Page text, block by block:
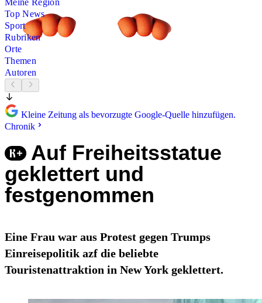
Meine Region
Top News
Sport
Rubriken
Orte
Themen
Autoren
Kleine Zeitung als bevorzugte Google-Quelle hinzufügen.
Chronik
Auf Freiheitsstatue
geklettert und
festgenommen
Eine Frau war aus Protest gegen Trumps
Einreisepolitik azf die beliebte
Touristenattraktion in New York geklettert.